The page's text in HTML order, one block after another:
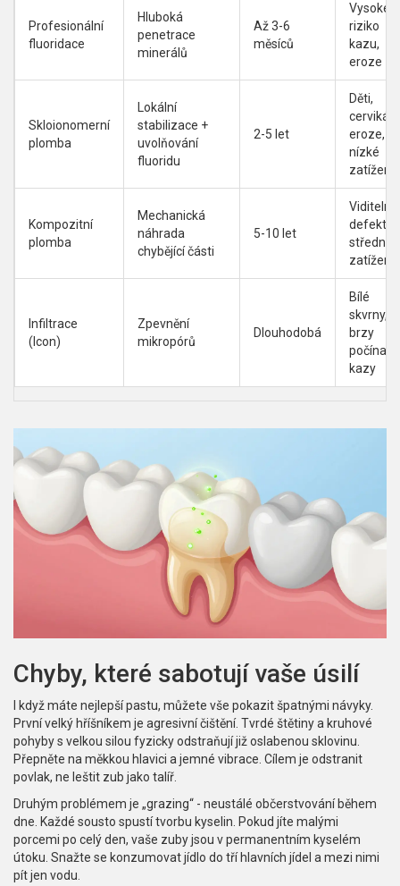
Profesionální
fluoridace
Hluboká
penetrace
minerálů
Až 3-6
měsíců
Vysoké
riziko
kazu,
eroze
Skloionomerní
plomba
Lokální
stabilizace +
uvolňování
fluoridu
2-5 let
Děti,
eroze,
nízké
zatížení
Kompozitní
plomba
Mechanická
náhrada
chybějící části
5-10 let
Viditelné
defekty,
střední
zatížení
Infiltrace
(Icon)
Zpevnění
mikropórů
Dlouhodobá
Bílé
skvrny,
brzy
počínající
kazy
Chyby, které sabotují vaše úsilí
I když máte nejlepší pastu, můžete vše pokazit špatnými návyky.
První velký hříšníkem je agresivní čištění. Tvrdé štětiny a kruhové
pohyby s velkou silou fyzicky odstraňují již oslabenou sklovinu.
Přepněte na měkkou hlavici a jemné vibrace. Cílem je odstranit
povlak, ne leštit zub jako talíř.
Druhým problémem je „grazing“ - neustálé občerstvování během
dne. Každé sousto spustí tvorbu kyselin. Pokud jíte malými
porcemi po celý den, vaše zuby jsou v permanentním kyselém
útoku. Snažte se konzumovat jídlo do tří hlavních jídel a mezi nimi
pít jen vodu.